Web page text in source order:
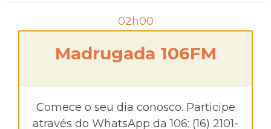
02h00
Madrugada 106FM
Comece o seu dia conosco. Participe
através do WhatsApp da 106: (16) 2101-